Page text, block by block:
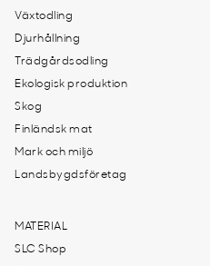
Växtodling
Djurhållning
Trädgårdsodling
Ekologisk produktion
Skog
Finländsk mat
Mark och miljö
Landsbygdsföretag
MATERIAL
SLC Shop